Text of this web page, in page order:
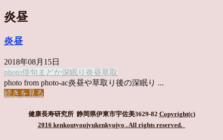
炎昼
炎昼
2018年08月15日
photo俳句 まどか深眠り 炎昼草取
photo from photo-ac炎昼や草取り後の深眠り ...
続きを見る
健康長寿研究所 静岡県伊東市宇佐美3629-82 Copyright(c)
2016 kenkoutyoujyukenkyujyo . All rights reserved.